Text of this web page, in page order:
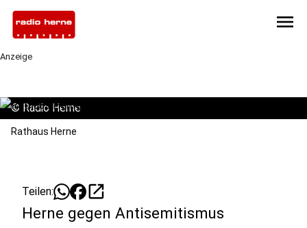
menu
Anzeige
© Radio Herne
Rathaus Herne
Teilen: open_in_new
Herne gegen Antisemitismus